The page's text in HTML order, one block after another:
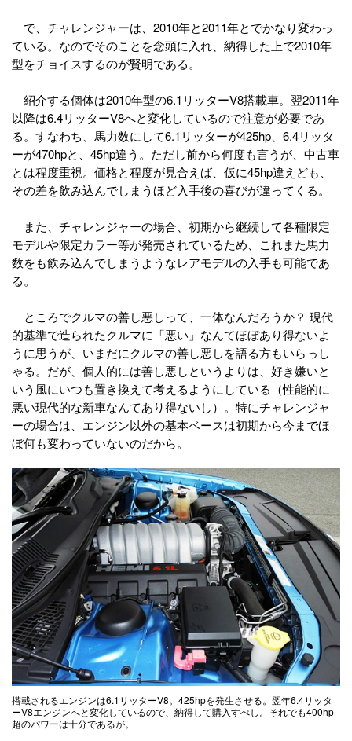
で、チャレンジャーは、2010年と2011年とでかなり変わっ
ている。なのでそのことを念頭に入れ、納得した上で2010年
型をチョイスするのが賢明である。
紹介する個体は2010年型の6.1リッターV8搭載車。翌2011年
以降は6.4リッターV8へと変化しているので注意が必要であ
る。すなわち、馬力数にして6.1リッターが425hp、6.4リッタ
ーが470hpと、45hp違う。ただし前から何度も言うが、中古車
とは程度重視。価格と程度が見合えば、仮に45hp違えども、
その差を飲み込んでしまうほど入手後の喜びが違ってくる。
また、チャレンジャーの場合、初期から継続して各種限定
モデルや限定カラー等が発売されているため、これまた馬力
数をも飲み込んでしまうようなレアモデルの入手も可能であ
る。
ところでクルマの善し悪しって、一体なんだろうか？ 現代
的基準で造られたクルマに「悪い」なんてほぼあり得ないよ
うに思うが、いまだにクルマの善し悪しを語る方もいらっし
ゃる。だが、個人的には善し悪しというよりは、好き嫌いと
いう風にいつも置き換えて考えるようにしている（性能的に
悪い現代的な新車なんてあり得ないし）。特にチャレンジャ
ーの場合は、エンジン以外の基本ベースは初期から今までほ
ぼ何も変わっていないのだから。
搭載されるエンジンは6.1リッターV8。425hpを発生させる。翌年6.4リッタ
ーV8エンジンへと変化しているので、納得して購入すべし。それでも400hp
超のパワーは十分であるが。